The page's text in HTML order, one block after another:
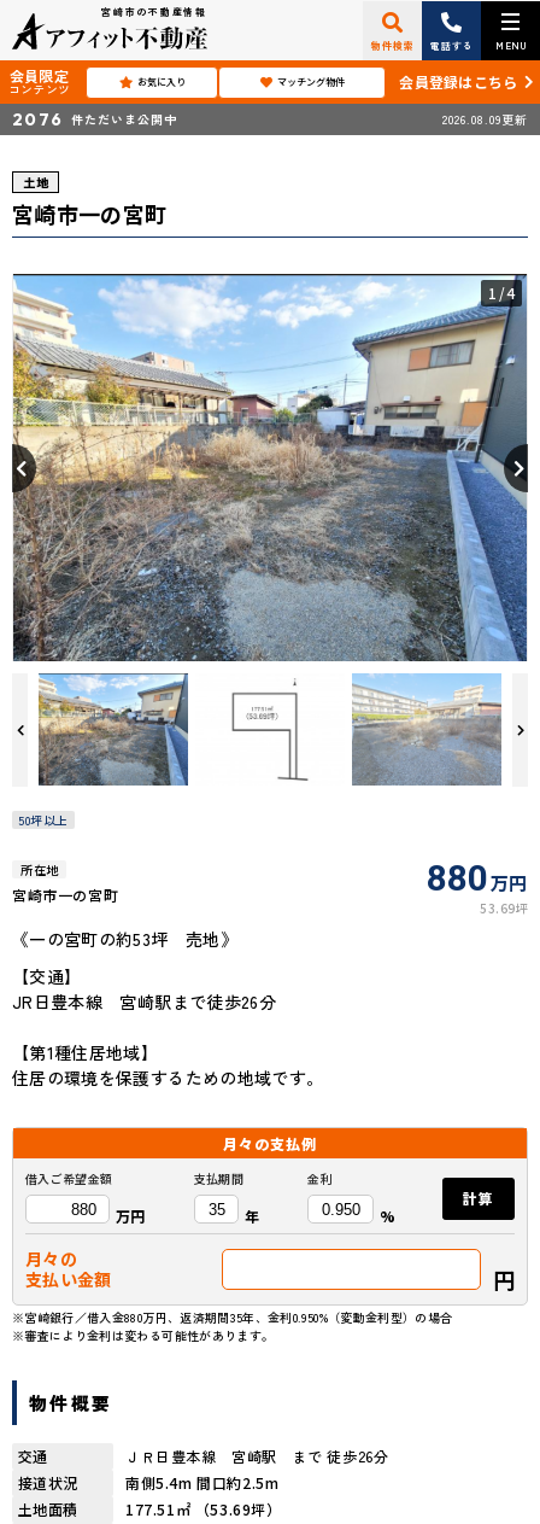
宮崎市の不動産情報
物件検索 電話する MENU
会員限定
コンテンツ お気に入り マッチング物件 会員登録はこちら
2076 件ただいま公開中 2026.08.09更新
土地
宮崎市一の宮町
1 /4
50坪以上
所在地
宮崎市一の宮町 880万円
53.69坪
《一の宮町の約53坪 売地》
【交通】
JR日豊本線 宮崎駅まで徒歩26分
【第1種住居地域】
住居の環境を保護するための地域です。
月々の支払例
借入ご希望金額
万円
支払期間
年
金利
%
計算
月々の
支払い金額
円
※宮崎銀行／借入金880万円、返済期間35年、金利0.950%（変動金利型）の場合
※審査により金利は変わる可能性があります。
物件概要
交通
ＪＲ日豊本線 宮崎駅 まで 徒歩26分
接道状況
南側5.4m 間口約2.5m
土地面積
177.51㎡ （53.69坪）